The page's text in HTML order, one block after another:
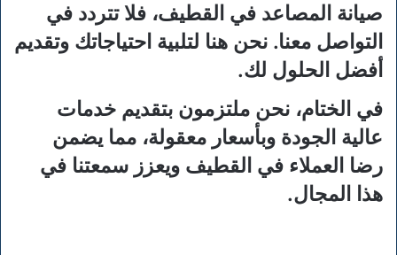
صيانة المصاعد في القطيف، فلا تتردد في
التواصل معنا. نحن هنا لتلبية احتياجاتك وتقديم
أفضل الحلول لك.
في الختام، نحن ملتزمون بتقديم خدمات
عالية الجودة وبأسعار معقولة، مما يضمن
رضا العملاء في القطيف ويعزز سمعتنا في
هذا المجال.